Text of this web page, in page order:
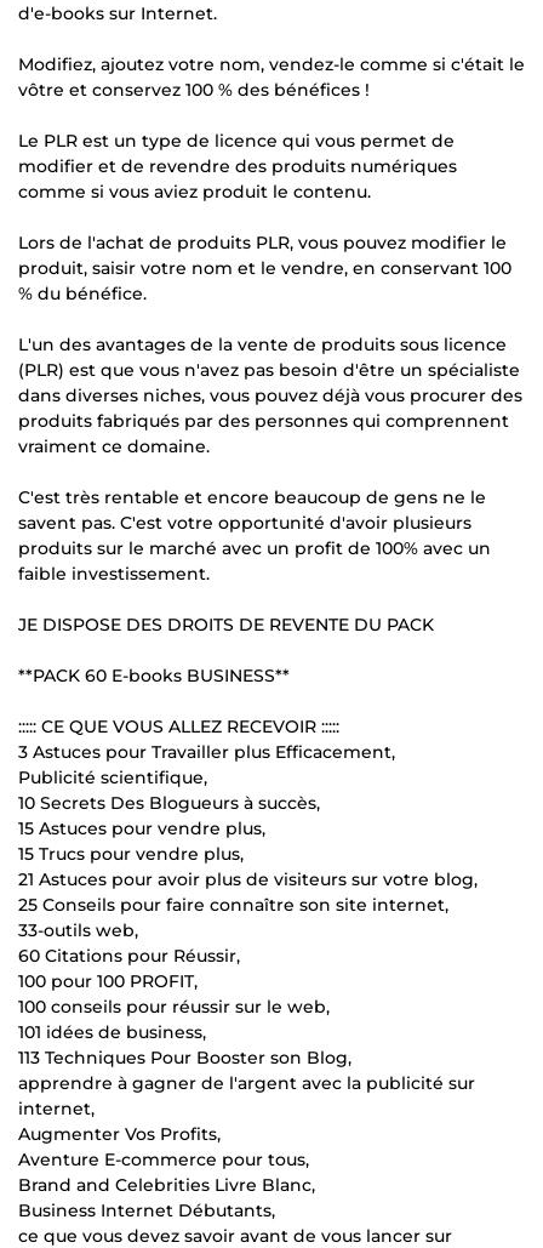
d'e-books sur Internet.
Modifiez, ajoutez votre nom, vendez-le comme si c'était le
vôtre et conservez 100 % des bénéfices !
Le PLR est un type de licence qui vous permet de
modifier et de revendre des produits numériques
comme si vous aviez produit le contenu.
Lors de l'achat de produits PLR, vous pouvez modifier le
produit, saisir votre nom et le vendre, en conservant 100
% du bénéfice.
L'un des avantages de la vente de produits sous licence
(PLR) est que vous n'avez pas besoin d'être un spécialiste
dans diverses niches, vous pouvez déjà vous procurer des
produits fabriqués par des personnes qui comprennent
vraiment ce domaine.
C'est très rentable et encore beaucoup de gens ne le
savent pas. C'est votre opportunité d'avoir plusieurs
produits sur le marché avec un profit de 100% avec un
faible investissement.
JE DISPOSE DES DROITS DE REVENTE DU PACK
**PACK 60 E-books BUSINESS**
::::: CE QUE VOUS ALLEZ RECEVOIR :::::
3 Astuces pour Travailler plus Efficacement,
Publicité scientifique,
10 Secrets Des Blogueurs à succès,
15 Astuces pour vendre plus,
15 Trucs pour vendre plus,
21 Astuces pour avoir plus de visiteurs sur votre blog,
25 Conseils pour faire connaître son site internet,
33-outils web,
60 Citations pour Réussir,
100 pour 100 PROFIT,
100 conseils pour réussir sur le web,
101 idées de business,
113 Techniques Pour Booster son Blog,
apprendre à gagner de l'argent avec la publicité sur
internet,
Augmenter Vos Profits,
Aventure E-commerce pour tous,
Brand and Celebrities Livre Blanc,
Business Internet Débutants,
ce que vous devez savoir avant de vous lancer sur